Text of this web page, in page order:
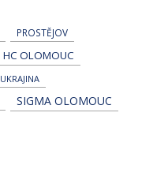
PROSTĚJOV
HC OLOMOUC
UKRAJINA
SIGMA OLOMOUC